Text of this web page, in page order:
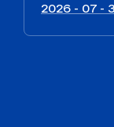
2026 - 07 -